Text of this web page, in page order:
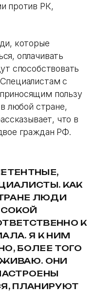
против РК,
которые
оплачивать
способствовать
с
пользу
любой стране,
что в
граждан РФ.
КАК
ЛЮДИ
К
Я К НИМ
БОЛЕЕ ТОГО
ОНИ
ПЛАНИРУЮТ